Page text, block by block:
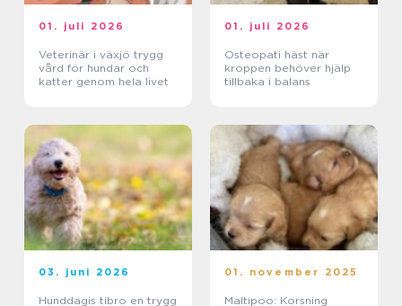
01. juli 2026
Veterinär i växjö trygg
vård för hundar och
katter genom hela livet
01. juli 2026
Osteopati häst när
kroppen behöver hjälp
tillbaka i balans
03. juni 2026
Hunddagis tibro en trygg
01. november 2025
Maltipoo: Korsning